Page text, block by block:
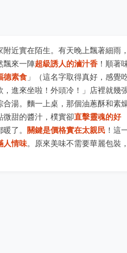
近實在陌生。有天晚上飄著細雨，
飄來一陣超級誘人的滷汁香 ！順著
德素食 」（這名字取得真好，感覺
進來坐啦！外頭冷！」店裡就幾
湯。麵一上桌，那個油蔥酥和素
甜的醬汁，樸實卻直擊靈魂的好
了。 關鍵是價格實在太親民 ！這
人情味。原來美味不需要華麗包裝，